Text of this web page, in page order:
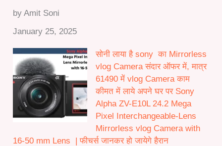
by Amit Soni
January 25, 2025
सोनी लाया है sony का Mirrorless
vlog Camera संदार ऑफर में, मात्र
61490 में vlog Camera काम
कीमत में लाये अपने घर पर Sony
Alpha ZV-E10L 24.2 Mega
Pixel Interchangeable-Lens
Mirrorless vlog Camera with
16-50 mm Lens | फीचर्स जानकर हो जायेगे हैरान